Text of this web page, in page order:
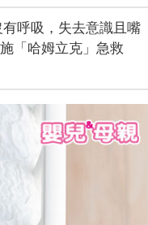
呼吸，失去意識且嘴
「哈姆立克」急救